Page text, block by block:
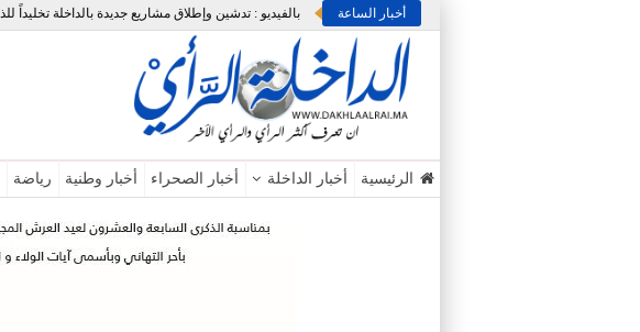
أخبار الساعة
الرئيسية أخبار الداخلة أخبار الصحراء أخبار وطنية رياضة